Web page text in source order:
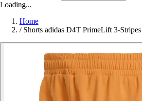
Loading...
Home
/ Shorts adidas D4T PrimeLift 3-Stripes